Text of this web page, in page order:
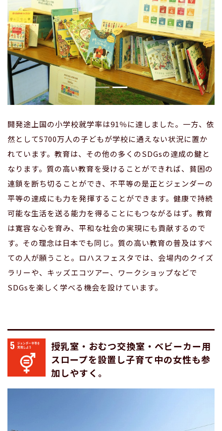
開発途上国の小学校就学率は91％に達しました。一方、依
然として5700万人の子どもが学校に通えない状況に置か
れています。教育は、その他の多くのSDGsの達成の鍵と
なります。質の高い教育を受けることができれば、貧困の
連鎖を断ち切ることができ、不平等の是正とジェンダーの
平等の達成にも力を発揮することができます。健康で持続
可能な生活を送る能力を得ることにもつながるはず。教育
は寛容な心を育み、平和な社会の実現にも貢献するので
す。その理念は日本でも同じ。質の高い教育の普及はすべ
ての人が願うこと。ロハスフェスタでは、会場内のクイズ
ラリーや、キッズエコツアー、ワークショップなどで
SDGsを楽しく学べる機会を設けています。
授乳室・おむつ交換室・ベビーカー用
スロープを設置し子育て中の女性も参
加しやすく。